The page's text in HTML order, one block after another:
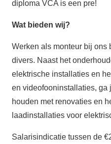
diploma VCA is een pre!
Wat bieden wij?
Werken als monteur bij ons
divers. Naast het
elektrische installaties en
en videofooninstallaties,
houden met renovaties en
laadinstallaties voor
Salarisindicatie tussen de